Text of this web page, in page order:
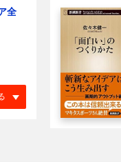
全